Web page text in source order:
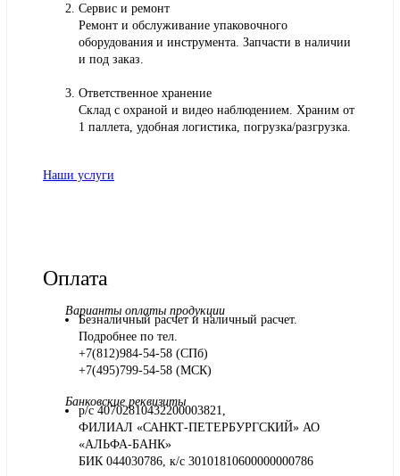
Сервис и ремонт
Ремонт и обслуживание упаковочного
оборудования и инструмента. Запчасти в наличии
и под заказ.
Ответственное хранение
Склад с охраной и видео наблюдением. Храним от
1 паллета, удобная логистика, погрузка/разгрузка.
Наши услуги
Оплата
Варианты оплаты продукции
Безналичный расчет и наличный расчет.
Подробнее по тел.
+7(812)984-54-58 (СПб)
+7(495)799-54-58 (МСК)
Банковские реквизиты
р/с 40702810432200003821,
ФИЛИАЛ «САНКТ-ПЕТЕРБУРГСКИЙ» АО
«АЛЬФА-БАНК»
БИК 044030786, к/с 30101810600000000786